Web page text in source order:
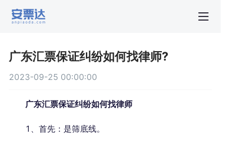
广东汇票保证纠纷如何找律师?
2023-09-25 00:00:00
广东汇票保证纠纷如何找律师
1、首先：是筛底线。